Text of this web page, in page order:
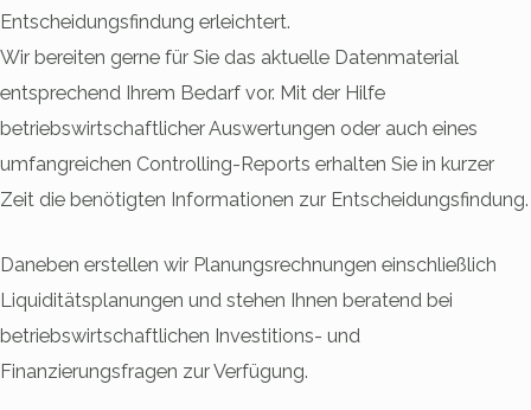
Entscheidungsfindung erleichtert.
Wir bereiten gerne für Sie das aktuelle Datenmaterial
entsprechend Ihrem Bedarf vor. Mit der Hilfe
betriebswirtschaftlicher Auswertungen oder auch eines
umfangreichen Controlling-Reports erhalten Sie in kurzer
Zeit die benötigten Informationen zur Entscheidungsfindung.
Daneben erstellen wir Planungsrechnungen einschließlich
Liquiditätsplanungen und stehen Ihnen beratend bei
betriebswirtschaftlichen Investitions- und
Finanzierungsfragen zur Verfügung.